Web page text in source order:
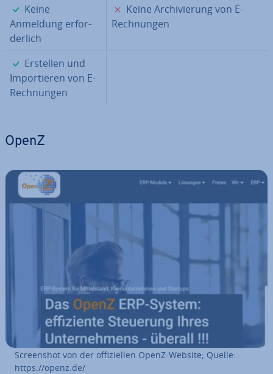
✓
Keine
Anmeldung er­for­
der­lich
✗
Keine Ar­chi­vie­rung von E-
Rech­nun­gen
✓
Erstellen und
Im­por­tie­ren von E-
Rech­nun­gen
OpenZ
Screen­shot von der of­fi­zi­el­len OpenZ-Website; Quelle:
https://openz.de/